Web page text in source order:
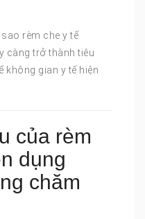
rèm che y tế
càng trở thành tiêu
không gian y tế hiện
của rèm
dụng
chăm